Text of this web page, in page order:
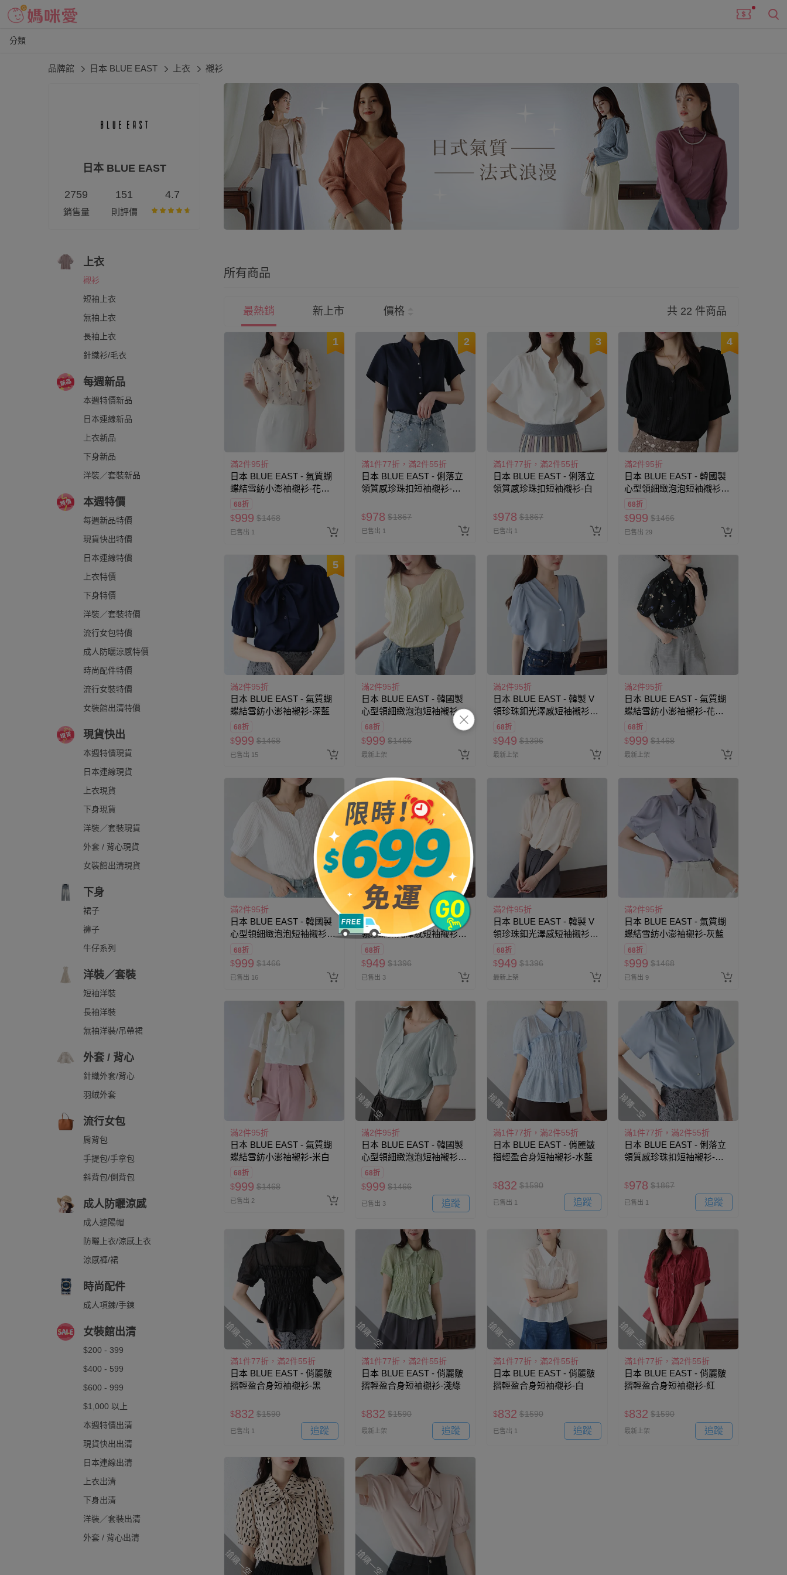
分類
品牌館 日本 BLUE EAST 上衣 襯衫
日本 BLUE EAST
2759
銷售量
151
則評價
4.7
上衣
襯衫
短袖上衣
無袖上衣
長袖上衣
針織衫/毛衣
每週新品
本週特價新品
日本連線新品
上衣新品
下身新品
洋裝／套裝新品
本週特價
每週新品特價
現貨快出特價
日本連線特價
上衣特價
下身特價
洋裝／套裝特價
流行女包特價
成人防曬涼感特價
時尚配件特價
流行女裝特價
女裝館出清特價
現貨快出
本週特價現貨
日本連線現貨
上衣現貨
下身現貨
洋裝／套裝現貨
外套 / 背心現貨
女裝館出清現貨
下身
裙子
褲子
牛仔系列
洋裝／套裝
短袖洋裝
長袖洋裝
無袖洋裝/吊帶裙
外套 / 背心
針織外套/背心
羽絨外套
流行女包
肩背包
手提包/手拿包
斜背包/側背包
成人防曬涼感
成人遮陽帽
防曬上衣/涼感上衣
涼感褲/裙
時尚配件
成人項鍊/手鍊
女裝館出清
$200 - 399
$400 - 599
$600 - 999
$1,000 以上
本週特價出清
現貨快出出清
日本連線出清
上衣出清
下身出清
洋裝／套裝出清
外套 / 背心出清
所有商品
最熱銷 新上市 價格 共 22 件商品
1
滿2件95折
日本 BLUE EAST - 氣質蝴
蝶結雪紡小澎袖襯衫-花卉-
米杏
68折
$999 $1468
已售出 1
2
滿1件77折，滿2件55折
日本 BLUE EAST - 俐落立
領質感珍珠扣短袖襯衫-海
$978 $1867
已售出 1
3
滿1件77折，滿2件55折
日本 BLUE EAST - 俐落立
領質感珍珠扣短袖襯衫-白
$978 $1867
已售出 1
4
滿2件95折
日本 BLUE EAST - 韓國製
心型領細緻泡泡短袖襯衫-
黑
68折
$999 $1466
已售出 29
5
滿2件95折
日本 BLUE EAST - 氣質蝴
蝶結雪紡小澎袖襯衫-深藍
68折
$999 $1468
已售出 15
滿2件95折
日本 BLUE EAST - 韓國製
心型領細緻泡泡短袖襯衫-
淺嫩黃
68折
$999 $1466
最新上架
滿2件95折
日本 BLUE EAST - 韓製 V
領珍珠釦光澤感短袖襯衫-
煙燻藍
68折
$949 $1396
最新上架
滿2件95折
日本 BLUE EAST - 氣質蝴
蝶結雪紡小澎袖襯衫-花卉-
黑
68折
$999 $1468
最新上架
滿2件95折
日本 BLUE EAST - 韓國製
心型領細緻泡泡短袖襯衫-
白
68折
$999 $1466
已售出 16
滿2件95折
日本 BLUE EAST - 韓製 V
領珍珠釦光澤感短袖襯衫-
經典黑
68折
$949 $1396
已售出 3
滿2件95折
日本 BLUE EAST - 韓製 V
領珍珠釦光澤感短袖襯衫-
象牙米
68折
$949 $1396
最新上架
滿2件95折
日本 BLUE EAST - 氣質蝴
蝶結雪紡小澎袖襯衫-灰藍
68折
$999 $1468
已售出 9
滿2件95折
日本 BLUE EAST - 氣質蝴
蝶結雪紡小澎袖襯衫-米白
68折
$999 $1468
已售出 2
搶購一空
滿2件95折
日本 BLUE EAST - 韓國製
心型領細緻泡泡短袖襯衫-
薄荷綠
68折
$999 $1466
已售出 3 追蹤
搶購一空
滿1件77折，滿2件55折
日本 BLUE EAST - 俏麗皺
摺輕盈合身短袖襯衫-水藍
$832 $1590
已售出 1 追蹤
搶購一空
滿1件77折，滿2件55折
日本 BLUE EAST - 俐落立
領質感珍珠扣短袖襯衫-煙
$978 $1867
已售出 1 追蹤
搶購一空
滿1件77折，滿2件55折
日本 BLUE EAST - 俏麗皺
摺輕盈合身短袖襯衫-黑
$832 $1590
已售出 1 追蹤
搶購一空
滿1件77折，滿2件55折
日本 BLUE EAST - 俏麗皺
摺輕盈合身短袖襯衫-淺綠
$832 $1590
最新上架 追蹤
搶購一空
滿1件77折，滿2件55折
日本 BLUE EAST - 俏麗皺
摺輕盈合身短袖襯衫-白
$832 $1590
已售出 1 追蹤
搶購一空
滿1件77折，滿2件55折
日本 BLUE EAST - 俏麗皺
摺輕盈合身短袖襯衫-紅
$832 $1590
最新上架 追蹤
搶購一空 搶購一空